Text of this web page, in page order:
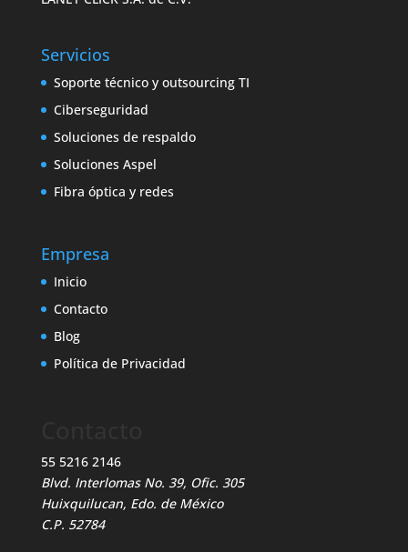
Servicios
Soporte técnico y outsourcing TI
Ciberseguridad
Soluciones de respaldo
Soluciones Aspel
Fibra óptica y redes
Empresa
Inicio
Contacto
Blog
Política de Privacidad
55 5216 2146
Blvd. Interlomas No. 39, Ofic. 305
Huixquilucan, Edo. de México
C.P. 52784